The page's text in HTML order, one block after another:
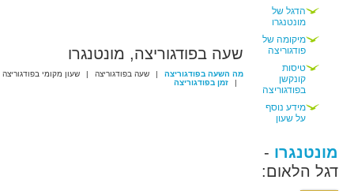
הדגל של
מונטנגרו
מיקומה של
פודגוריצה
טיסות
קונקשן
בפודגוריצה
מידע נוסף
על שעון
מונטנגרו -
דגל הלאום:
שעה בפודגוריצה, מונטנגרו
מה השעה בפודגוריצה | שעה בפודגוריצה |
שעון מקומי בפודגוריצה
|
זמן בפודגוריצה